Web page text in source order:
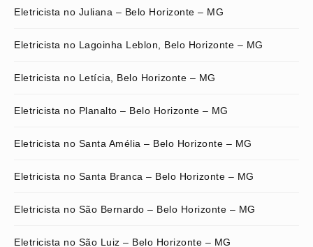
Eletricista no Juliana – Belo Horizonte – MG
Eletricista no Lagoinha Leblon, Belo Horizonte – MG
Eletricista no Letícia, Belo Horizonte – MG
Eletricista no Planalto – Belo Horizonte – MG
Eletricista no Santa Amélia – Belo Horizonte – MG
Eletricista no Santa Branca – Belo Horizonte – MG
Eletricista no São Bernardo – Belo Horizonte – MG
Eletricista no São Luiz – Belo Horizonte – MG